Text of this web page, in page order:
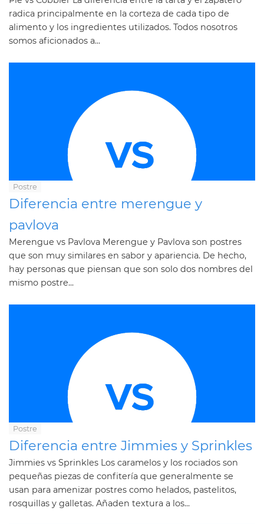
radica principalmente en la corteza de cada tipo de
alimento y los ingredientes utilizados. Todos nosotros
somos aficionados a...
Postre
Diferencia entre merengue y
pavlova
Merengue vs Pavlova Merengue y Pavlova son postres
que son muy similares en sabor y apariencia. De hecho,
hay personas que piensan que son solo dos nombres del
mismo postre...
Postre
Diferencia entre Jimmies y Sprinkles
Jimmies vs Sprinkles Los caramelos y los rociados son
pequeñas piezas de confitería que generalmente se
usan para amenizar postres como helados, pastelitos,
rosquillas y galletas. Añaden textura a los...